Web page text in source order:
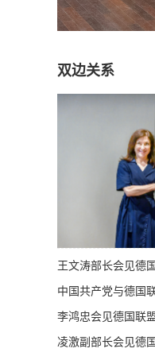
双边关系
王文涛部长会见德
中国共产党与德国
李鸿忠会见德国联
凌激副部长会见德